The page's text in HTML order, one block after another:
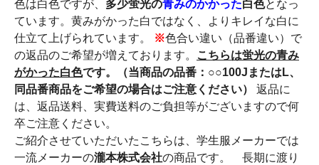
色は白色ですが、 多少蛍光の青みのかかった白色となっ
ています。黄みがかった白ではなく、よりキレイな白に
仕立て上げられています。
※色合い違い（品番違い）で
の返品のご希望が増えております。
こちらは蛍光の青み
がかった白色です。（当商品の品番：○○100JまたはL、
同品番商品をご希望の場合はご注意ください）
返品に
は、返品送料、実費送料のご負担等がございますので何
卒ご注意ください。
ご紹介させていただいたこちらは、学生服メーカーでは
一流メーカーの瀧本株式会社の商品です。 長期に渡り